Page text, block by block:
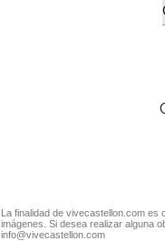
La finalidad de vivecastellon.com
imágenes. Si desea realizar alguna
info@vivecastellon.com